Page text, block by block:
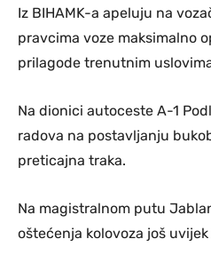
Iz BIHAMK-a apeluju na
pravcima voze maksimalno
prilagode trenutnim
Na dionici autoceste A-1
radova na postavljanju
preticajna traka.
Na magistralnom putu
oštećenja kolovoza još